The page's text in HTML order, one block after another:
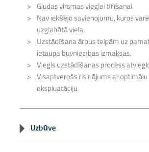
Gludas virsmas vieglai tīrīšanai.
Nav iekšējo savienojumu, kuros
uzglabātā viela.
Uzstādīšana ārpus telpām uz
ietaupa būvniecības izmaksas.
Viegls uzstādīšanas process
Visaptverošs risinājums ar
ekspluatāciju.
Uzbūve